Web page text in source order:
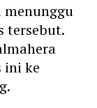
tersebut.
ini ke